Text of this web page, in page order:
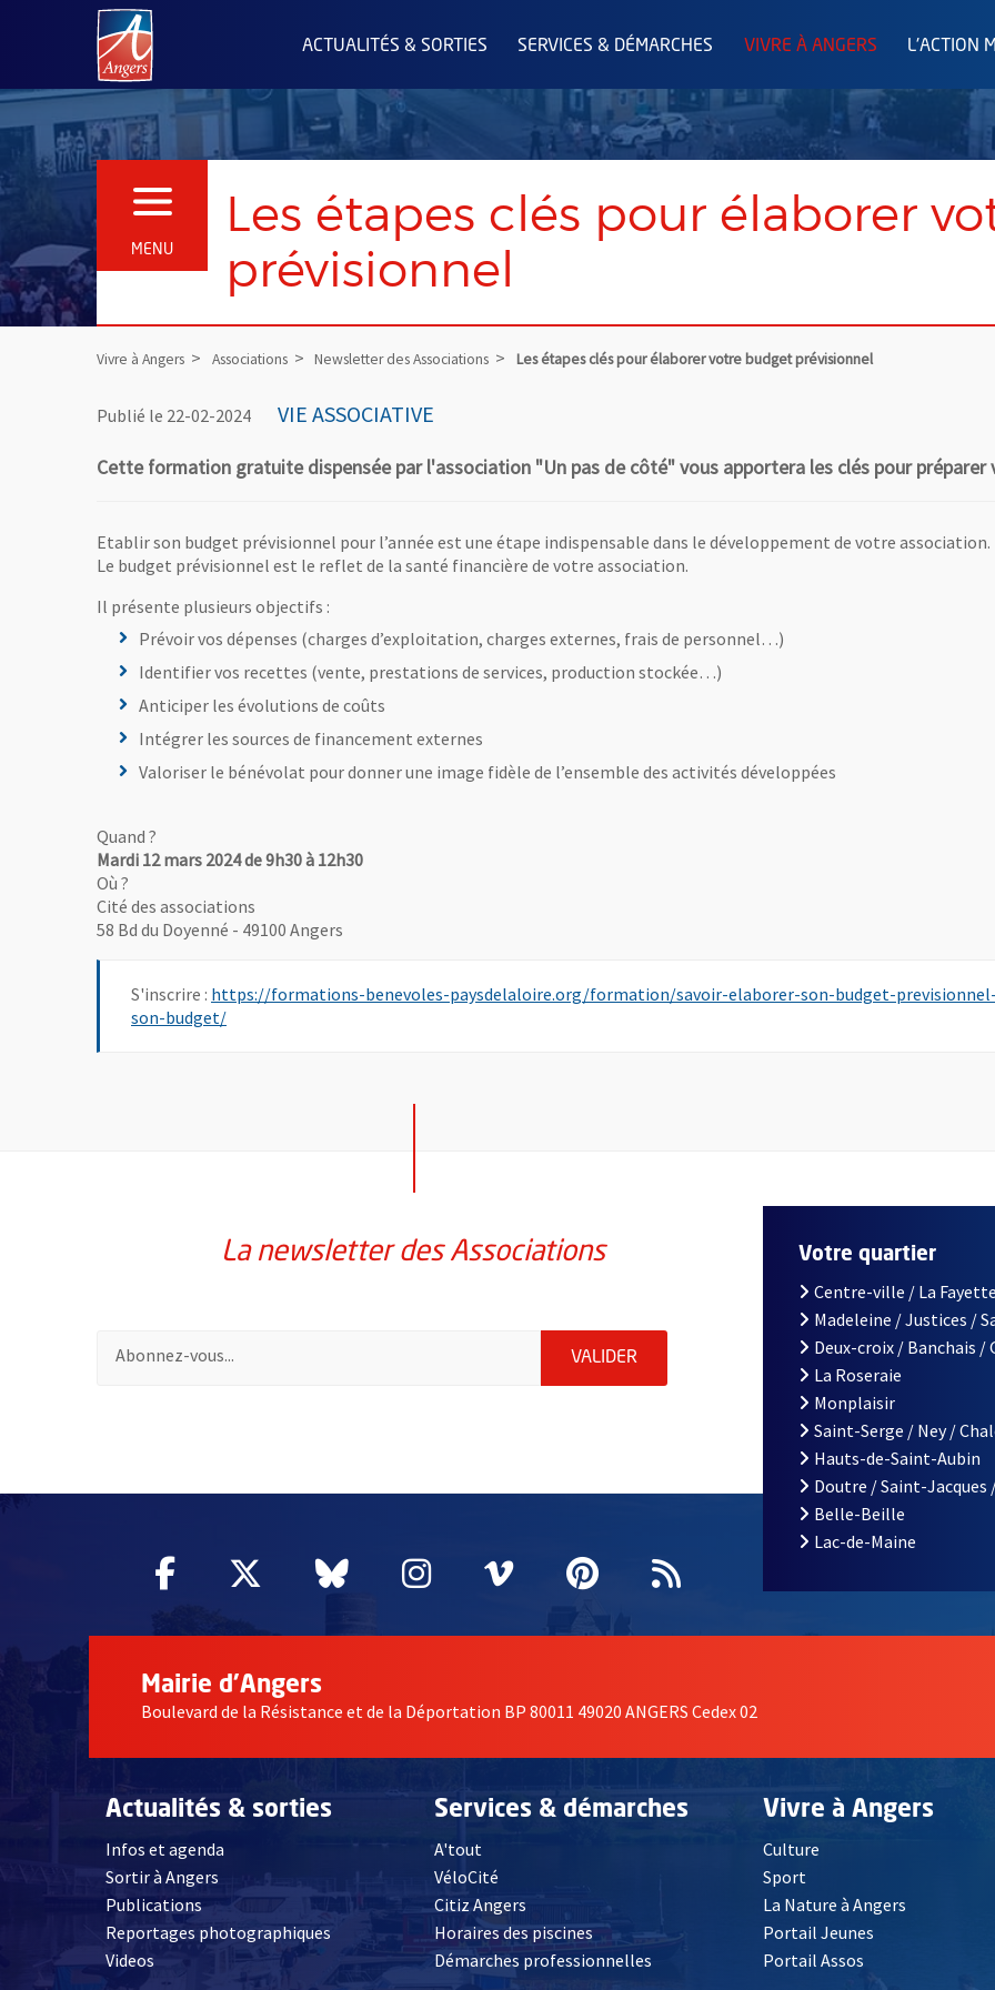
Angers.fr : Retour à l'accueil
ACTUALITÉS & SORTIES SERVICES & DÉMARCHES VIVRE À ANGERS L'ACTION
MENU
OUVRIR LE MENU
Les étapes clés pour élaborer
prévisionnel
Vivre à Angers Associations Newsletter des Associations Les étapes clés pour élaborer votre budget prévisionnel
Publié le 22-02-2024 VIE ASSOCIATIVE
Cette formation gratuite dispensée par l'association "Un pas de côté" vous apportera les clés pour
Etablir son budget prévisionnel pour l’année est une étape indispensable dans le développement de votre association.
Le budget prévisionnel est le reflet de la santé financière de votre association.
Il présente plusieurs objectifs :
Prévoir vos dépenses (charges d’exploitation, charges externes, frais de personnel…)
Identifier vos recettes (vente, prestations de services, production stockée…)
Anticiper les évolutions de coûts
Intégrer les sources de financement externes
Valoriser le bénévolat pour donner une image fidèle de l’ensemble des activités développées
Quand ?
Mardi 12 mars 2024 de 9h30 à 12h30
Où ?
Cité des associations
58 Bd du Doyenné - 49100 Angers
S'inscrire : https://formations-benevoles-paysdelaloire.org/formation/savoir-elaborer-son-budget-
son-budget/, Ouvre une nouvelle fenêtre
La newsletter des Associations
Pour vous inscrire à la lettre d'information des associations de la ville d'Angers, indiquez votre email (champ
VALIDER ENVOYER MA DEMANDE D'INSCRIPTION À
Facebook
, Ouvre une nouvelle fenêtre
Twitter
, Ouvre une nouvelle fenêtre
Bluesky
, Ouvre une nouvelle fenêtre
Instagram
, Ouvre une nouvelle fenêtre
Vimeo
, Ouvre une nouvelle fenêtre
Pinterest
, Ouvre une nouvelle fenêtre
Flux RSS
Votre quartier
Centre-ville / La
Madeleine / Justices /
Deux-croix / Banchais /
La Roseraie
Monplaisir
Saint-Serge / Ney /
Hauts-de-Saint-Aubin
Doutre / Saint-Jacques
Belle-Beille
Lac-de-Maine
Mairie d'Angers
Boulevard de la Résistance et de la Déportation BP 80011 49020 ANGERS Cedex 02
Actualités & sorties
Infos et agenda
Sortir à Angers
Publications
Reportages photographiques
Videos, Ouvre une nouvelle fenêtre
Services & démarches
A'tout
VéloCité
Citiz Angers , Ouvre une nouvelle fenêtre
Horaires des piscines
Démarches professionnelles
Vivre à Angers
Culture
Sport
La Nature à Angers
Portail Jeunes
Portail Assos